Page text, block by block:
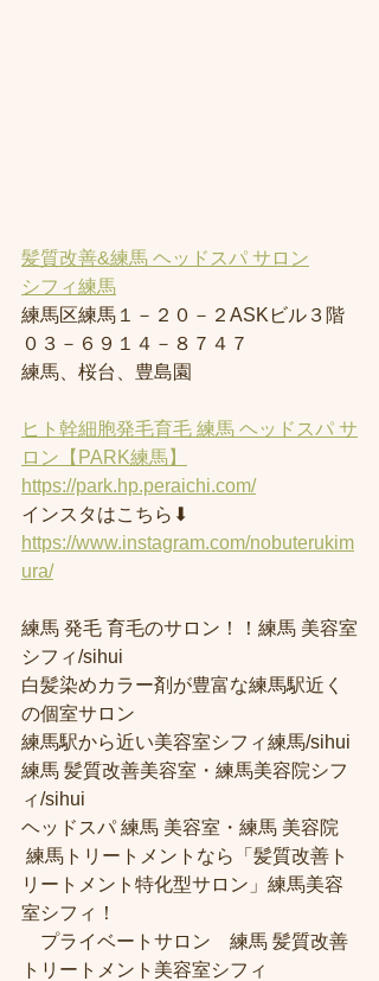
髪質改善&練馬 ヘッドスパ サロン
シフィ練馬
練馬区練馬１－２０－２ASKビル３階
０３－６９１４－８７４７
練馬、桜台、豊島園
ヒト幹細胞発毛育毛 練馬 ヘッドスパ サ
ロン【PARK練馬】
https://park.hp.peraichi.com/
インスタはこちら⬇︎
https://www.instagram.com/nobuterukim
ura/
練馬 発毛 育毛のサロン！！練馬 美容室
シフィ/sihui
白髪染めカラー剤が豊富な練馬駅近く
の個室サロン
練馬駅から近い美容室シフィ練馬/sihui
練馬 髪質改善美容室・練馬美容院シフ
ィ/sihui
ヘッドスパ 練馬 美容室・練馬 美容院
練馬トリートメントなら「髪質改善ト
リートメント特化型サロン」練馬美容
室シフィ！
プライベートサロン　練馬 髪質改善
トリートメント美容室シフィ